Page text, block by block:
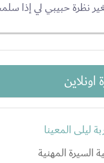
نظرة حبيبي لي إذا
ليلى المعينا
السيرة المهنية